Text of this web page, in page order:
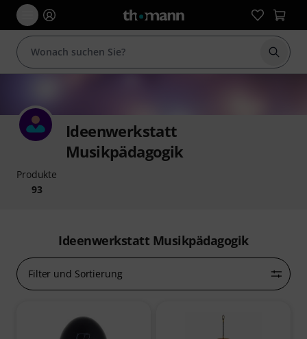
Suche
Ideenwerkstatt
Musikpädagogik
Produkte
93
Ideenwerkstatt Musikpädagogik
Filter und Sortierung